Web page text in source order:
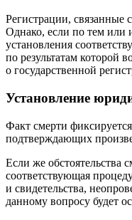
Регистрации,
Однако, если по тем или
установления
по результатам которой
о государственной
Установление
Факт смерти
подтверждающих
Если же обстоятельства
соответствующая
и свидетельства,
данному вопросу будет